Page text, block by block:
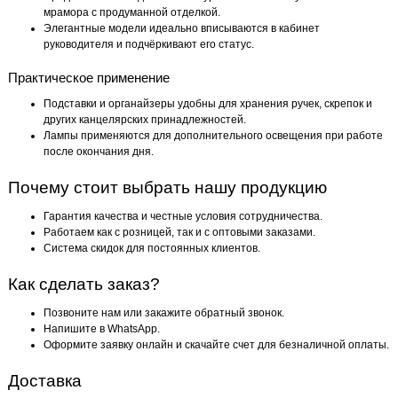
мрамора с продуманной отделкой.
Элегантные модели идеально вписываются в кабинет
руководителя и подчёркивают его статус.
Практическое применение
Подставки и органайзеры удобны для хранения ручек, скрепок и
других канцелярских принадлежностей.
Лампы применяются для дополнительного освещения при работе
после окончания дня.
Почему стоит выбрать нашу продукцию
Гарантия качества и честные условия сотрудничества.
Работаем как с розницей, так и с оптовыми заказами.
Система скидок для постоянных клиентов.
Как сделать заказ?
Позвоните нам или закажите обратный звонок.
Напишите в WhatsApp.
Оформите заявку онлайн и скачайте счет для безналичной оплаты.
Доставка